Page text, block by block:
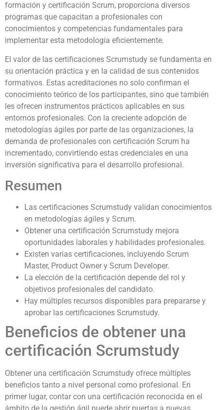
formación y certificación Scrum, proporciona diversos
programas que capacitan a profesionales con
conocimientos y competencias fundamentales para
implementar esta metodología eficientemente.
El valor de las certificaciones Scrumstudy se fundamenta en
su orientación práctica y en la calidad de sus contenidos
formativos. Estas acreditaciones no solo confirman el
conocimiento teórico de los participantes, sino que también
les ofrecen instrumentos prácticos aplicables en sus
entornos profesionales. Con la creciente adopción de
metodologías ágiles por parte de las organizaciones, la
demanda de profesionales con certificación Scrum ha
incrementado, convirtiendo estas credenciales en una
inversión significativa para el desarrollo profesional.
Resumen
Las certificaciones Scrumstudy validan conocimientos
en metodologías ágiles y Scrum.
Obtener una certificación Scrumstudy mejora
oportunidades laborales y habilidades profesionales.
Existen varias certificaciones, incluyendo Scrum
Master, Product Owner y Scrum Developer.
La elección de la certificación depende del rol y
objetivos profesionales del candidato.
Hay múltiples recursos disponibles para prepararse y
aprobar las certificaciones Scrumstudy.
Beneficios de obtener una
certificación Scrumstudy
Obtener una certificación Scrumstudy ofrece múltiples
beneficios tanto a nivel personal como profesional. En
primer lugar, contar con una certificación reconocida en el